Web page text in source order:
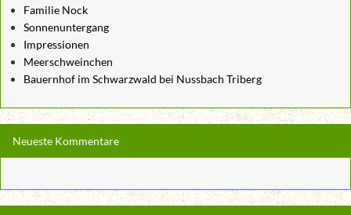
Familie Nock
Sonnenuntergang
Impressionen
Meerschweinchen
Bauernhof im Schwarzwald bei Nussbach Triberg
Neueste Kommentare